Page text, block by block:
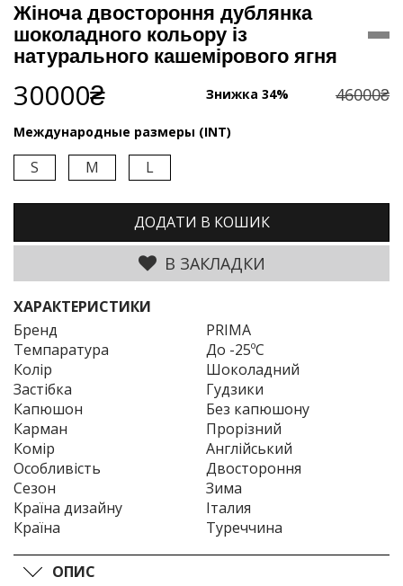
Жіноча двостороння дублянка
шоколадного кольору із
натурального кашемірового ягня
30000₴ Знижка 34% 46000₴
Международные размеры (INT)
S M L
ДОДАТИ В КОШИК
В ЗАКЛАДКИ
ХАРАКТЕРИСТИКИ
Бренд
PRIMA
Темпаратура
До -25ºC
Колір
Шоколадний
Застібка
Гудзики
Капюшон
Без капюшону
Карман
Прорізний
Комір
Англійський
Особливість
Двостороння
Сезон
Зима
Країна дизайну
Італия
Країна
Туреччина
ОПИС